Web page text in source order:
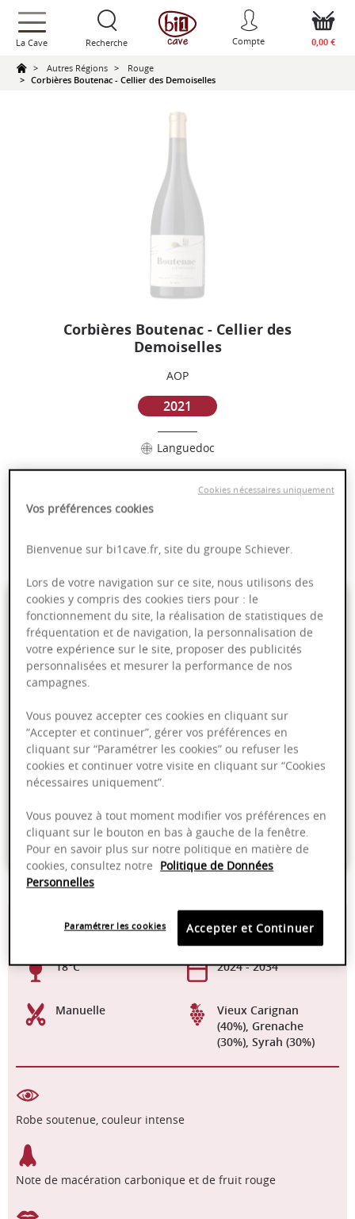
text.skipToContent
text.skipToNavigation
La Cave Recherche Compte 0,00 €
Autres Régions
Rouge
Corbières Boutenac - Cellier des Demoiselles
Corbières Boutenac - Cellier des
Demoiselles
AOP
2021
Languedoc
Complexité
Fruité
7,95 €
75cl - soit 10,60 € / L
PRODUIT INDISPONIBLE
Livraison offerte dans nos points de vente
Emballage anti-casse
Paiement sécurisé
14,00%
bouteilles
18°C 2024 - 2034
Manuelle
Vieux Carignan
(40%), Grenache
(30%), Syrah (30%)
Robe soutenue, couleur intense
Note de macération carbonique et de fruit rouge
Vos préférences cookies
Bienvenue sur bi1cave.fr, site du groupe Schiever.
Lors de votre navigation sur ce site, nous utilisons des
cookies y compris des cookies tiers pour : le
fonctionnement du site, la réalisation de statistiques de
fréquentation et de navigation, la personnalisation de
votre expérience sur le site, proposer des publicités
personnalisées et mesurer la performance de nos
campagnes.
Vous pouvez accepter ces cookies en cliquant sur
“Accepter et continuer”, gérer vos préférences en
cliquant sur “Paramétrer les cookies” ou refuser les
cookies et continuer votre visite en cliquant sur “Cookies
nécessaires uniquement”.
Vous pouvez à tout moment modifier vos préférences en
cliquant sur le bouton en bas à gauche de la fenêtre.
Pour en savoir plus sur notre politique en matière de
cookies, consultez notre Politique de Données
Personnelles
Accepter et Continuer
Paramétrer les cookies
Cookies nécessaires uniquement